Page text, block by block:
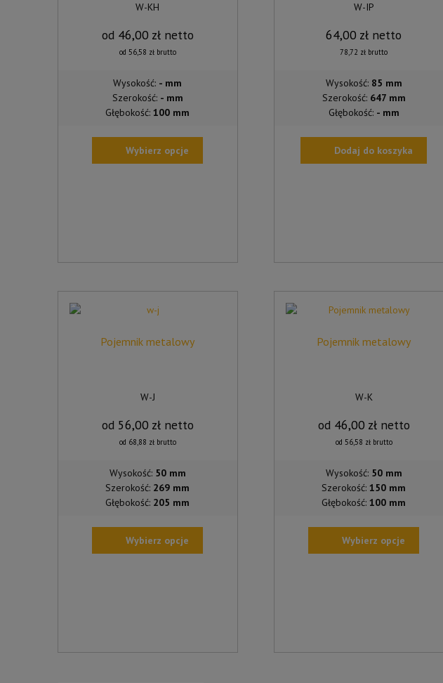
W-KH
od 46,00 złnetto
od 56,58 złbrutto
Wysokość: - mm
Szerokość: - mm
Głębokość:100 mm
Wybierz opcje
MOŻNA
NA
STRONIE
W-IP
64,00 zł netto
78,72 zł brutto
Wysokość: 85 mm
Szerokość: 647 mm
Głębokość: - mm
Dodaj do koszyka
Pojemnik metalowy
W-J
od 56,00 złnetto
od 68,88 złbrutto
Wysokość: 50 mm
Szerokość: 269 mm
Głębokość: 205 mm
Wybierz opcje
MOŻNA
Pojemnik metalowy
W-K
od 46,00 złnetto
od 56,58 złbrutto
Wysokość: 50 mm
Szerokość:150 mm
Głębokość:100 mm
Wybierz opcje
MOŻNA